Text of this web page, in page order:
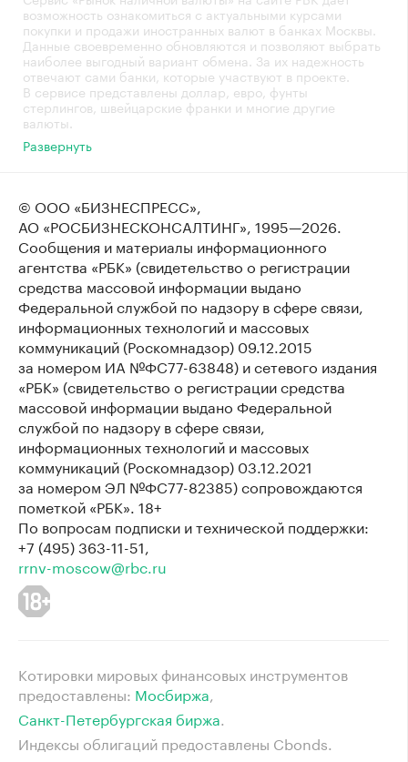
возможность ознакомиться с актуальными курсами
покупки и продажи иностранных валют в банках Москвы.
Данные своевременно обновляются и позволяют выбрать
наиболее выгодный вариант обмена. За их надежность
отвечают сами банки, которые участвуют в проекте.
В сервисе представлены доллар, евро, фунты
стерлингов, швейцарские франки и многие другие
валюты.
Развернуть
© ООО «БИЗНЕСПРЕСС»,
АО «РОСБИЗНЕСКОНСАЛТИНГ», 1995—2026.
Сообщения и материалы информационного
агентства «РБК» (свидетельство о регистрации
средства массовой информации выдано
Федеральной службой по надзору в сфере связи,
информационных технологий и массовых
коммуникаций (Роскомнадзор) 09.12.2015
за номером ИА №ФС77-63848) и сетевого издания
«РБК» (свидетельство о регистрации средства
массовой информации выдано Федеральной
службой по надзору в сфере связи,
информационных технологий и массовых
коммуникаций (Роскомнадзор) 03.12.2021
за номером ЭЛ №ФС77-82385) сопровождаются
пометкой «РБК». 18+
По вопросам подписки и технической поддержки:
+7 (495) 363-11-51,
rrnv-moscow@rbc.ru
Котировки мировых финансовых инструментов
предоставлены: Мосбиржа⁠,
Санкт-Петербургская биржа⁠.
Индексы облигаций предоставлены Cbonds.